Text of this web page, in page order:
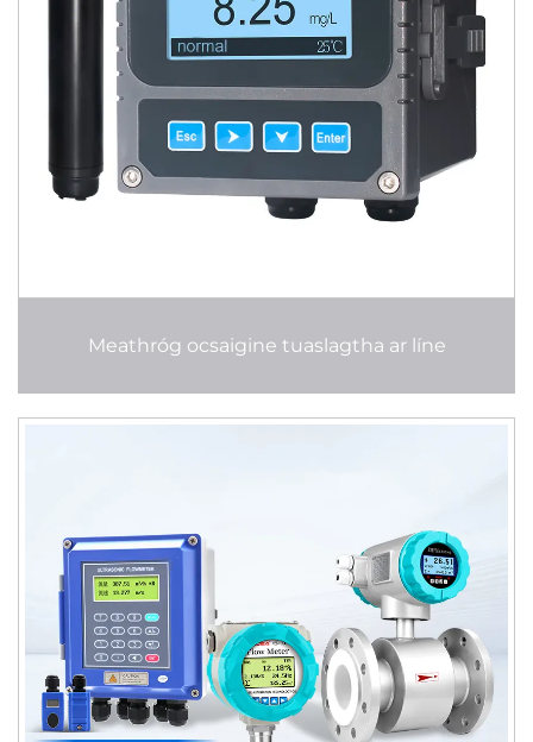
Meathróg ocsaigine tuaslagtha ar líne